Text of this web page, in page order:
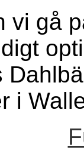
vi gå
i